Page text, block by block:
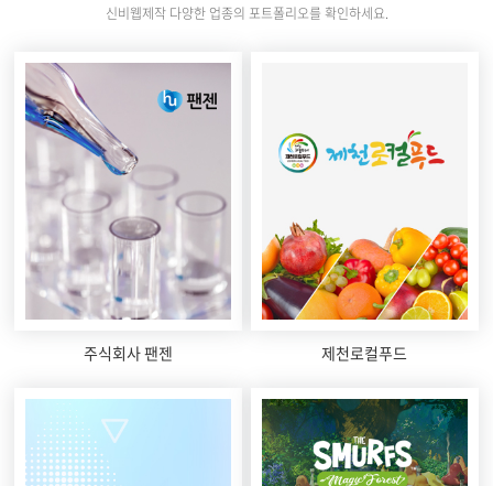
신비웹제작 다양한 업종의 포트폴리오를 확인하세요.
주식회사 팬젠 제천로컬푸드